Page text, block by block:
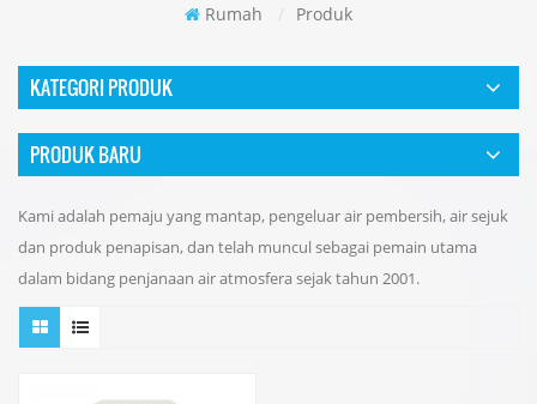
Rumah / Produk
KATEGORI PRODUK
PRODUK BARU
Kami adalah pemaju yang mantap, pengeluar air pembersih, air sejuk
dan produk penapisan, dan telah muncul sebagai pemain utama
dalam bidang penjanaan air atmosfera sejak tahun 2001.